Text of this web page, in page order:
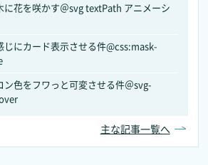
に花を咲かす＠svg textPath アニメーシ
じにカード表示させる件@css:mask-
ン色をフワっと可変させる件＠svg-
主な記事一覧へ